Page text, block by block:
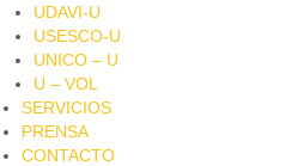
UDAVI-U
USESCO-U
UNICO – U
U – VOL
SERVICIOS
PRENSA
CONTACTO